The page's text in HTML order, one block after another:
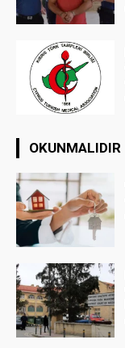
OKUNMALIDIR